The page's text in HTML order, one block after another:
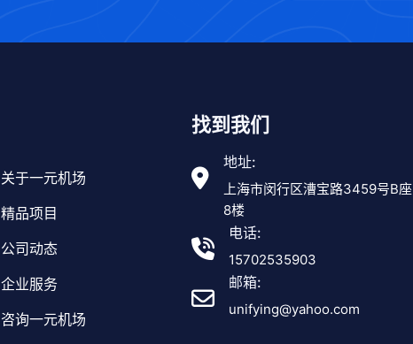
关于一元机场
精品项目
公司动态
企业服务
咨询一元机场
找到我们
地址:
上海市闵行区漕宝路3459号B座
8楼
电话:
15702535903
邮箱:
unifying@yahoo.com